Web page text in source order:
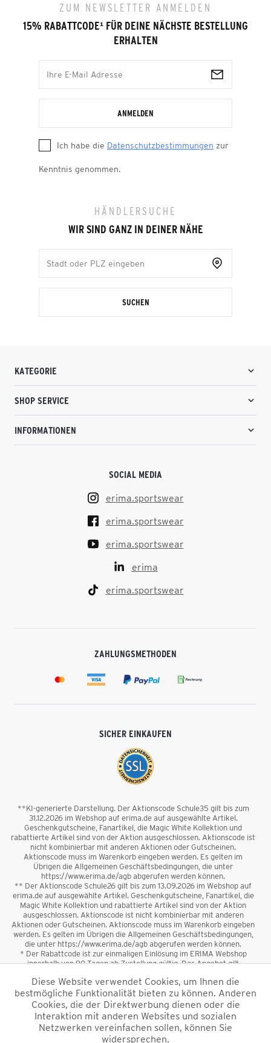
ZUM NEWSLETTER ANMELDEN
15% RABATTCODE¹ FÜR DEINE NÄCHSTE BESTELLUNG
ERHALTEN
ANMELDEN
Ich habe die Datenschutzbestimmungen zur
Kenntnis genommen.
HÄNDLERSUCHE
WIR SIND GANZ IN DEINER NÄHE
SUCHEN
KATEGORIE
SHOP SERVICE
INFORMATIONEN
SOCIAL MEDIA
erima.sportswear
erima.sportswear
erima.sportswear
erima
erima.sportswear
ZAHLUNGSMETHODEN
SICHER EINKAUFEN
**KI-generierte Darstellung. Der Aktionscode Schule35 gilt bis zum
31.12.2026 im Webshop auf erima.de auf ausgewählte Artikel.
Geschenkgutscheine, Fanartikel, die Magic White Kollektion und
rabattierte Artikel sind von der Aktion ausgeschlossen. Aktionscode ist
nicht kombinierbar mit anderen Aktionen oder Gutscheinen.
Aktionscode muss im Warenkorb eingeben werden. Es gelten im
Übrigen die Allgemeinen Geschäftsbedingungen, die unter
https://www.erima.de/agb abgerufen werden können.
** Der Aktionscode Schule26 gilt bis zum 13.09.2026 im Webshop auf
erima.de auf ausgewählte Artikel. Geschenkgutscheine, Fanartikel, die
Magic White Kollektion und rabattierte Artikel sind von der Aktion
ausgeschlossen. Aktionscode ist nicht kombinierbar mit anderen
Aktionen oder Gutscheinen. Aktionscode muss im Warenkorb eingeben
werden. Es gelten im Übrigen die Allgemeinen Geschäftsbedingungen,
die unter https://www.erima.de/agb abgerufen werden können.
* Der Rabattcode ist zur einmaligen Einlösung im ERIMA Webshop
innerhalb von 90 Tagen ab Zustellung gültig. Das Angebot gilt
sowie Geschenkgutscheine sind vom Rabatt ausgeschlossen. Der
Rabattcode ist nicht mit anderen Aktionen oder Gutscheinen
kombinierbar. Der Mindestbestellwert beträgt 50 €
*Alle Preise verstehen sich inkl. Mehrwertsteuer und zzgl.
und ggf. Nachnahmegebühren, wenn nicht anders
Diese Website verwendet Cookies, um Ihnen die
bestmögliche Funktionalität bieten zu können. Anderen
Cookies, die der Direktwerbung dienen oder die
Interaktion mit anderen Websites und sozialen
Netzwerken vereinfachen sollen, können Sie
widersprechen.